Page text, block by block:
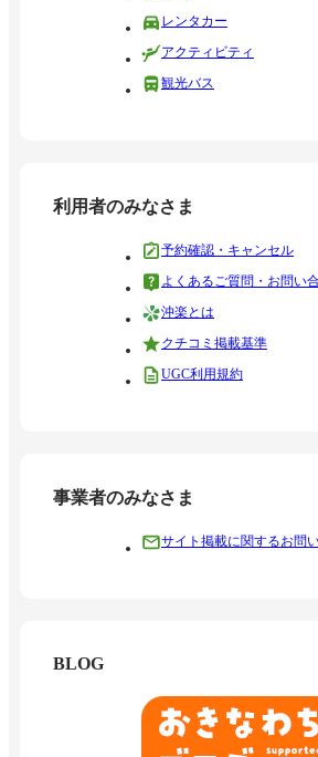
レンタカー
アクティビティ
観光バス
利用者のみなさま
予約確認・キャンセル
よくあるご質問・お問い
沖楽とは
クチコミ掲載基準
UGC利用規約
事業者のみなさま
サイト掲載に関するお問
BLOG